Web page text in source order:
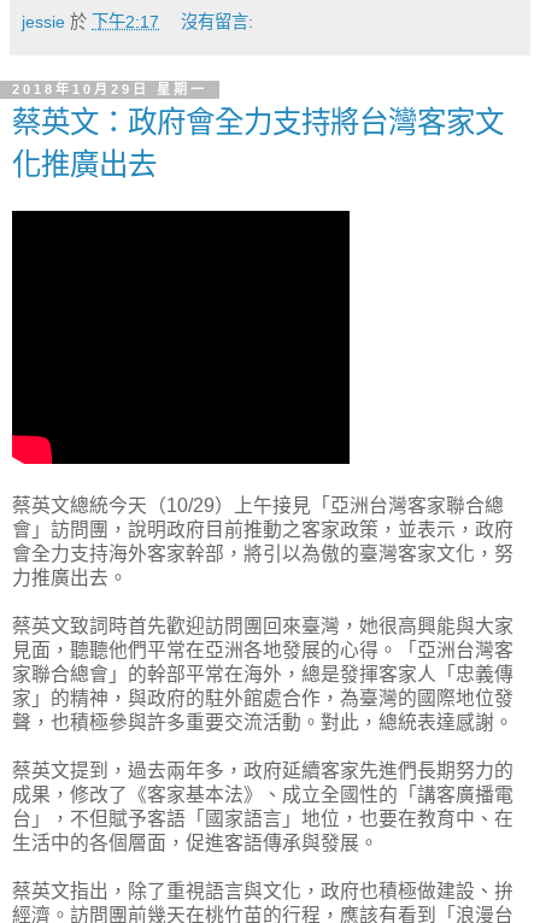
jessie 於 下午2:17 沒有留言:
2018年10月29日 星期一
蔡英文：政府會全力支持將台灣客家文
化推廣出去
蔡英文總統今天（10/29）上午接見「亞洲台灣客家聯合總
會」訪問團，說明政府目前推動之客家政策，並表示，政府
會全力支持海外客家幹部，將引以為傲的臺灣客家文化，努
力推廣出去。
蔡英文致詞時首先歡迎訪問團回來臺灣，她很高興能與大家
見面，聽聽他們平常在亞洲各地發展的心得。「亞洲台灣客
家聯合總會」的幹部平常在海外，總是發揮客家人「忠義傳
家」的精神，與政府的駐外館處合作，為臺灣的國際地位發
聲，也積極參與許多重要交流活動。對此，總統表達感謝。
蔡英文提到，過去兩年多，政府延續客家先進們長期努力的
成果，修改了《客家基本法》、成立全國性的「講客廣播電
台」，不但賦予客語「國家語言」地位，也要在教育中、在
生活中的各個層面，促進客語傳承與發展。
蔡英文指出，除了重視語言與文化，政府也積極做建設、拚
經濟。訪問團前幾天在桃竹苗的行程，應該有看到「浪漫台